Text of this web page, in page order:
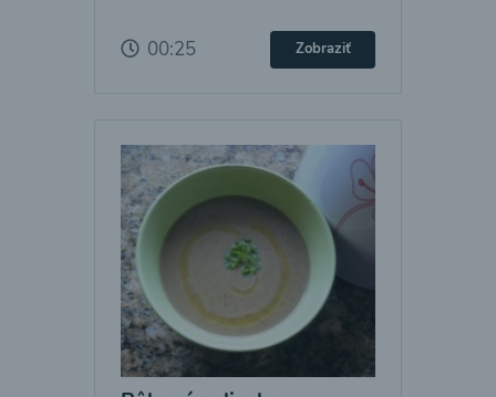
00:25 Zobraziť